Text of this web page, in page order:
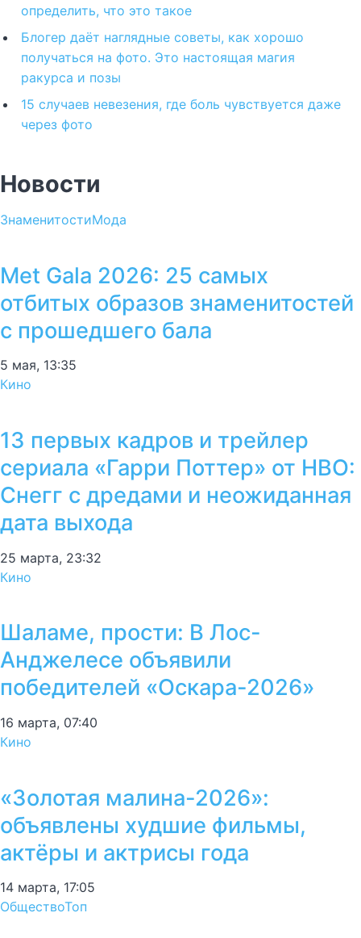
определить, что это такое
Блогер даёт наглядные советы, как хорошо
получаться на фото. Это настоящая магия
ракурса и позы
15 случаев невезения, где боль чувствуется даже
через фото
Новости
ЗнаменитостиМода
Met Gala 2026: 25 самых
отбитых образов знаменитостей
с прошедшего бала
5 мая, 13:35
Кино
13 первых кадров и трейлер
сериала «Гарри Поттер» от HBO:
Снегг с дредами и неожиданная
дата выхода
25 марта, 23:32
Кино
Шаламе, прости: В Лос-
Анджелесе объявили
победителей «Оскара-2026»
16 марта, 07:40
Кино
«Золотая малина-2026»:
объявлены худшие фильмы,
актёры и актрисы года
14 марта, 17:05
ОбществоТоп